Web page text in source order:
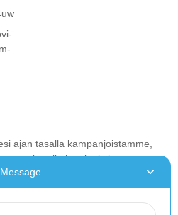
ajan tasalla kampanjoistamme,
ja erikoistarjouksistamme